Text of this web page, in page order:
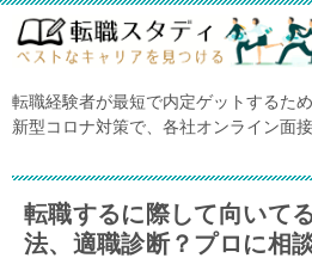
転職経験者が最短で内定ゲットするた
新型コロナ対策で、各社オンライン面
転職するに際して向いて
法、適職診断？プロに相